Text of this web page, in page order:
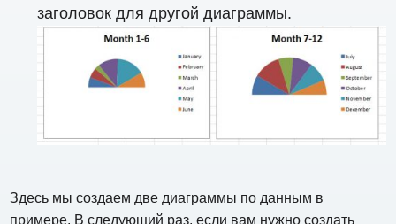
заголовок для другой диаграммы.
Здесь мы создаем две диаграммы по данным в
примере. В следующий раз, если вам нужно создать